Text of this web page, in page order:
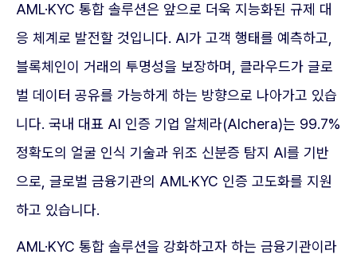
AML·KYC 통합 솔루션은 앞으로 더욱 지능화된 규제 대
응 체계로 발전할 것입니다. AI가 고객 행태를 예측하고,
블록체인이 거래의 투명성을 보장하며, 클라우드가 글로
벌 데이터 공유를 가능하게 하는 방향으로 나아가고 있습
니다. 국내 대표 AI 인증 기업 알체라(Alchera)는 99.7%
정확도의 얼굴 인식 기술과 위조 신분증 탐지 AI를 기반
으로, 글로벌 금융기관의 AML·KYC 인증 고도화를 지원
하고 있습니다.
AML·KYC 통합 솔루션을 강화하고자 하는 금융기관이라